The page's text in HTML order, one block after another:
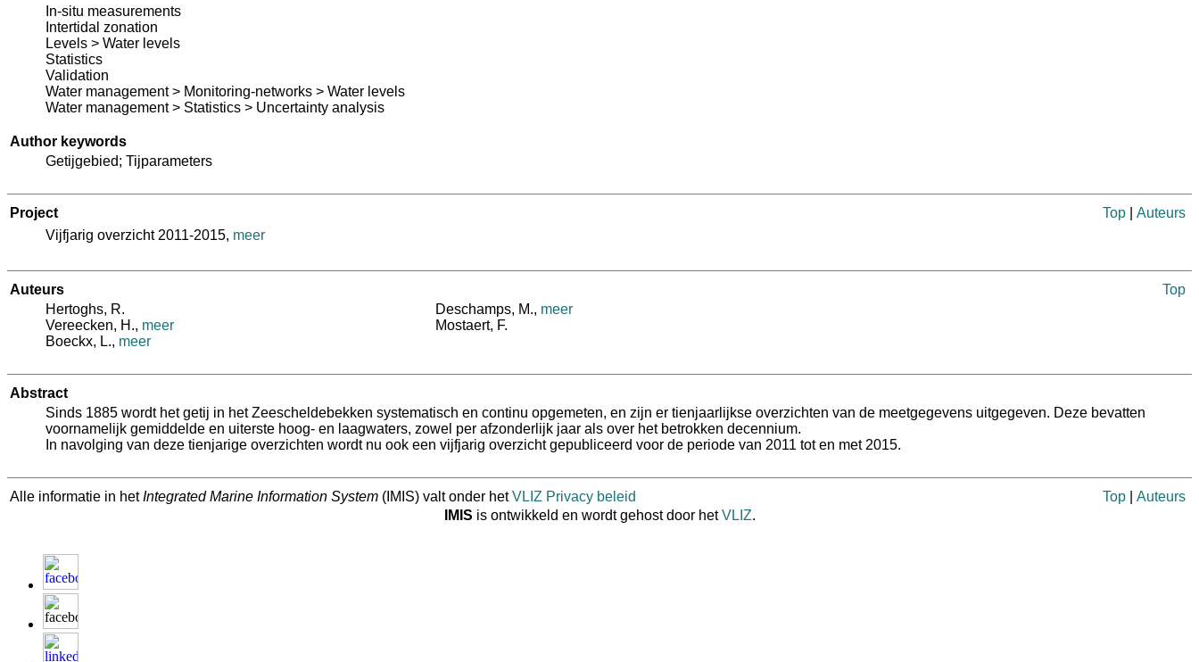
In-situ measurements
Intertidal zonation
Levels > Water levels
Statistics
Validation
Water management > Monitoring-networks > Water levels
Water management > Statistics > Uncertainty analysis
Author keywords
Getijgebied; Tijparameters
Project Top
Auteurs
Vijfjarig overzicht 2011-2015, meer
Auteurs
Top
Hertoghs, R.
Vereecken, H., meer
Boeckx, L., meer
Deschamps, M., meer
Mostaert, F.
Abstract
Sinds 1885 wordt het getij in het Zeescheldebekken systematisch en continu opgemeten, en zijn er tienjaarlijkse overzichten van de meetgegevens uitgegeven. Deze bevatten
voornamelijk gemiddelde en uiterste hoog- en laagwaters, zowel per afzonderlijk jaar als over het betrokken decennium.
In navolging van deze tienjarige overzichten wordt nu ook een vijfjarig overzicht gepubliceerd voor de periode van 2011 tot en met 2015.
Alle informatie in hetIntegrated Marine Information System (IMIS) valt onder hetVLIZ Privacy beleid Top
Auteurs
IMIS is ontwikkeld en wordt gehost door hetVLIZ.